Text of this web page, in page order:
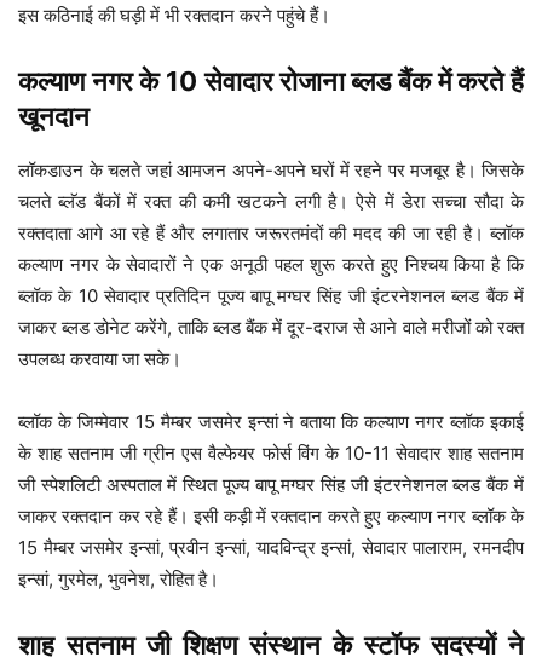
इस कठिनाई की घड़ी में भी रक्तदान करने पहुंचे हैं।
कल्याण नगर के 10 सेवादार रोजाना ब्लड बैंक में करते हैं
खूनदान
लॉकडाउन के चलते जहां आमजन अपने-अपने घरों में रहने पर मजबूर है। जिसके
चलते ब्लॅड बैंकों में रक्त की कमी खटकने लगी है। ऐसे में डेरा सच्चा सौदा के
रक्तदाता आगे आ रहे हैं और लगातार जरूरतमंदों की मदद की जा रही है। ब्लॉक
कल्याण नगर के सेवादारों ने एक अनूठी पहल शुरू करते हुए निश्चय किया है कि
ब्लॉक के 10 सेवादार प्रतिदिन पूज्य बापू मग्घर सिंह जी इंटरनेशनल ब्लड बैंक में
जाकर ब्लड डोनेट करेंगे, ताकि ब्लड बैंक में दूर-दराज से आने वाले मरीजों को रक्त
उपलब्ध करवाया जा सके।
ब्लॉक के जिम्मेवार 15 मैम्बर जसमेर इन्सां ने बताया कि कल्याण नगर ब्लॉक इकाई
के शाह सतनाम जी ग्रीन एस वैल्फेयर फोर्स विंग के 10-11 सेवादार शाह सतनाम
जी स्पेशलिटी अस्पताल में स्थित पूज्य बापू मग्घर सिंह जी इंटरनेशनल ब्लड बैंक में
जाकर रक्तदान कर रहे हैं। इसी कड़ी में रक्तदान करते हुए कल्याण नगर ब्लॉक के
15 मैम्बर जसमेर इन्सां, प्रवीन इन्सां, यादविन्द्र इन्सां, सेवादार पालाराम, रमनदीप
इन्सां, गुरमेल, भुवनेश, रोहित है।
शाह सतनाम जी शिक्षण संस्थान के स्टॉफ सदस्यों ने